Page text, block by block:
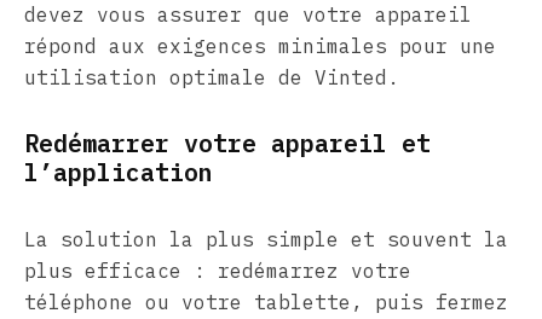
devez vous assurer que votre appareil
répond aux exigences minimales pour une
utilisation optimale de Vinted.
Redémarrer votre appareil et
l’application
La solution la plus simple et souvent la
plus efficace : redémarrez votre
téléphone ou votre tablette, puis fermez